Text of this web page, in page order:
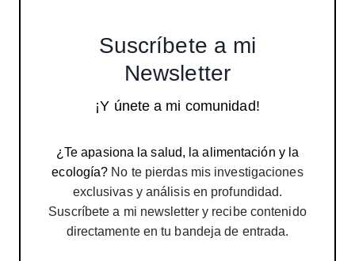
Suscríbete a mi
Newsletter
¡Y únete a mi comunidad!
¿Te apasiona la salud, la alimentación y la
ecología? No te pierdas mis investigaciones
exclusivas y análisis en profundidad.
Suscríbete a mi newsletter y recibe contenido
directamente en tu bandeja de entrada.